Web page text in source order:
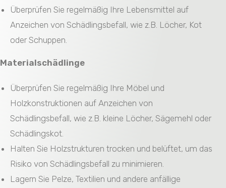
Überprüfen Sie regelmäßig Ihre Lebensmittel auf
Anzeichen von Schädlingsbefall, wie z.B. Löcher, Kot
oder Schuppen.
Materialschädlinge
Überprüfen Sie regelmäßig Ihre Möbel und
Holzkonstruktionen auf Anzeichen von
Schädlingsbefall, wie z.B. kleine Löcher, Sägemehl oder
Schädlingskot.
Halten Sie Holzstrukturen trocken und belüftet, um das
Risiko von Schädlingsbefall zu minimieren.
Lagern Sie Pelze, Textilien und andere anfällige